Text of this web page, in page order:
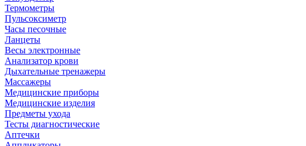
Термометры
Пульсоксиметр
Часы песочные
Ланцеты
Весы электронные
Анализатор крови
Дыхательные тренажеры
Массажеры
Медицинские приборы
Медицинские изделия
Предметы ухода
Тесты диагностические
Аптечки